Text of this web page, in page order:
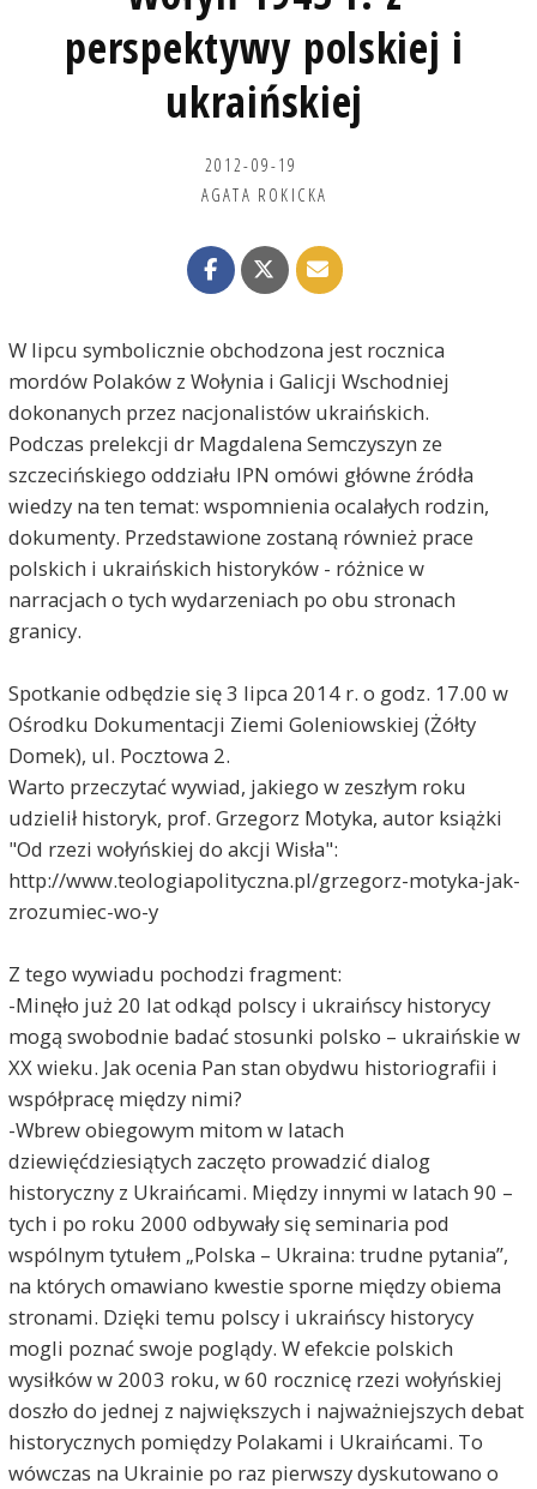
perspektywy polskiej i
ukraińskiej
2012-09-19
AGATA ROKICKA
W lipcu symbolicznie obchodzona jest rocznica
mordów Polaków z Wołynia i Galicji Wschodniej
dokonanych przez nacjonalistów ukraińskich.
Podczas prelekcji dr Magdalena Semczyszyn ze
szczecińskiego oddziału IPN omówi główne źródła
wiedzy na ten temat: wspomnienia ocalałych rodzin,
dokumenty. Przedstawione zostaną również prace
polskich i ukraińskich historyków - różnice w
narracjach o tych wydarzeniach po obu stronach
granicy.
Spotkanie odbędzie się 3 lipca 2014 r. o godz. 17.00 w
Ośrodku Dokumentacji Ziemi Goleniowskiej (Żółty
Domek), ul. Pocztowa 2.
Warto przeczytać wywiad, jakiego w zeszłym roku
udzielił historyk, prof. Grzegorz Motyka, autor książki
"Od rzezi wołyńskiej do akcji Wisła":
http://www.teologiapolityczna.pl/grzegorz-motyka-jak-
zrozumiec-wo-y
Z tego wywiadu pochodzi fragment:
-Minęło już 20 lat odkąd polscy i ukraińscy historycy
mogą swobodnie badać stosunki polsko – ukraińskie w
XX wieku. Jak ocenia Pan stan obydwu historiografii i
współpracę między nimi?
-Wbrew obiegowym mitom w latach
dziewięćdziesiątych zaczęto prowadzić dialog
historyczny z Ukraińcami. Między innymi w latach 90 –
tych i po roku 2000 odbywały się seminaria pod
wspólnym tytułem „Polska – Ukraina: trudne pytania”,
na których omawiano kwestie sporne między obiema
stronami. Dzięki temu polscy i ukraińscy historycy
mogli poznać swoje poglądy. W efekcie polskich
wysiłków w 2003 roku, w 60 rocznicę rzezi wołyńskiej
doszło do jednej z największych i najważniejszych debat
historycznych pomiędzy Polakami i Ukraińcami. To
wówczas na Ukrainie po raz pierwszy dyskutowano o